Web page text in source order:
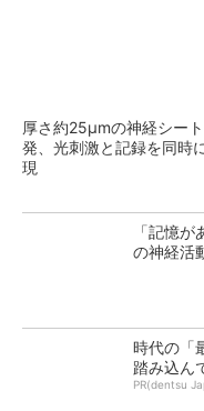
厚さ約25μmの神経シー
発、光刺激と記録を同時
現
「記憶
の神経活
時代の「
踏み込ん
PR(dentsu